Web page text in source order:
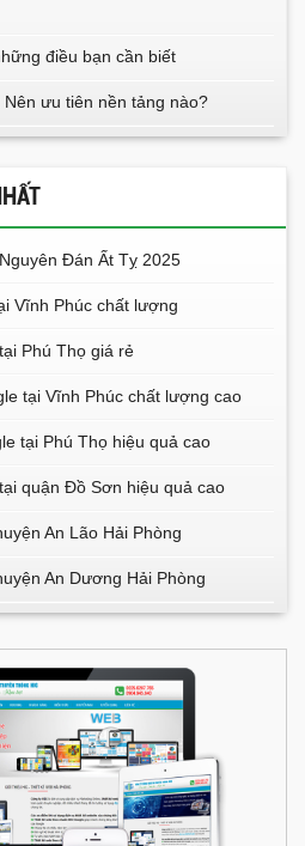
điều bạn cần biết
ưu tiên nền tảng nào?
Đán Ất Tỵ 2025
Vĩnh Phúc chất lượng
Phú Thọ giá rẻ
tại Vĩnh Phúc chất lượng cao
tại Phú Thọ hiệu quả cao
quận Đồ Sơn hiệu quả cao
An Lão Hải Phòng
An Dương Hải Phòng